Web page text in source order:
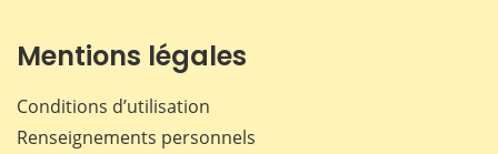
Mentions légales
Conditions d’utilisation
Renseignements personnels